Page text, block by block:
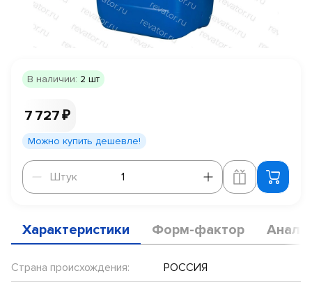
В наличии: 2 шт
7 727 ₽
Можно купить дешевле!
Штук
Штук
Характеристики Форм-фактор
Страна происхождения:
РОССИЯ